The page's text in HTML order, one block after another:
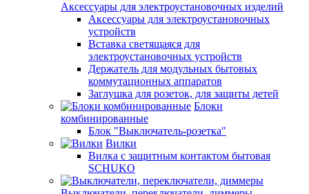
Аксессуары для электроустановочных изделий
Аксессуары для электроустановочных
устройств
Вставка светящаяся для
электроустановочных устройств
Держатель для модульных бытовых
коммутационных аппаратов
Заглушка для розеток, для защиты детей
Блоки
комбинированные
Блок "Выключатель-розетка"
Вилки
Вилка с защитным контактом бытовая
SCHUKO